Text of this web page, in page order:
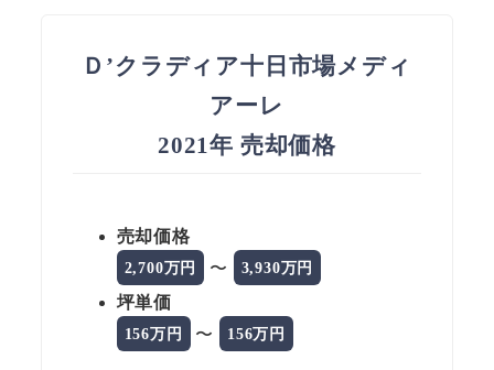
Ｄ’クラディア十日市場メディ
アーレ
2021年 売却価格
売却価格
2,700万円 〜 3,930万円
坪単価
156万円 〜 156万円